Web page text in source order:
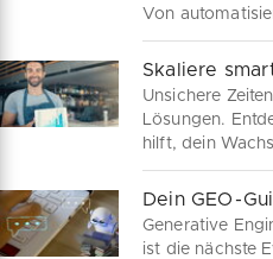
Von
geniale
effizienter
unserer
Unsichere
Lösungen.
hilft, dein
mach den
mithilfe von KI.
Beispiele für
Business
Generative
ist die nächste